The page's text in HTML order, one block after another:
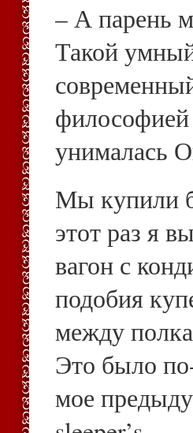
– А парень
Такой
унималась
Мы купили
этот раз я
вагон с
подобия
между
Это было
мое